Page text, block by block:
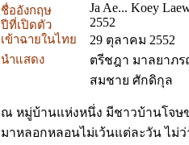
ชื่ออังกฤษ Ja Ae... Koey
ปีที่เปิดตัว 2552
เข้าฉายในไทย 29 ตุลาคม 2552
นำแสดง
ตรีชฎา มาลยาภ
สมชาย ศักดิกุล
ณ หมู่บ้านแห่งหนึ่ง มีชาวบ้านโจษ
มาหลอกหลอนไม่เว้นแต่ละวัน ไม่